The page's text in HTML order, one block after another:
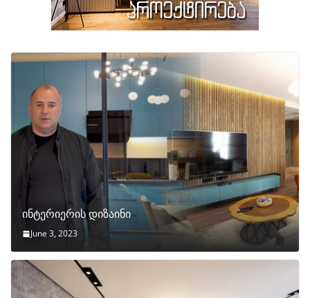
ინტერიერის დიზაინი
June 3, 2023